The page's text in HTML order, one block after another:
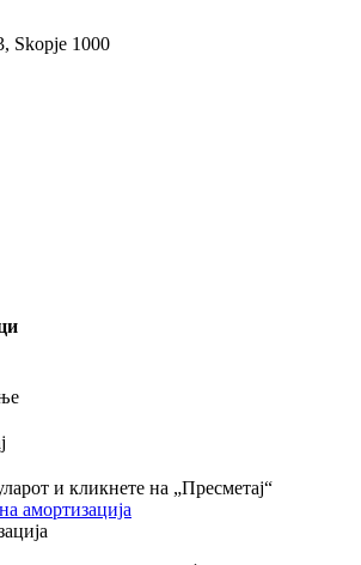
Skopje 1000
и кликнете на „Пресметај“
амортизација